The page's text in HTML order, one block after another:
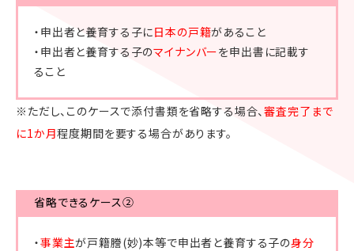
・申出者と養育する子に日本の戸籍があること
・申出者と養育する子のマイナンバーを申出書に記載す
ること
※ただし、このケースで添付書類を省略する場合、審査完了まで
に1か月程度期間を要する場合があります。
省略できるケース②
・事業主が戸籍謄(妙)本等で申出者と養育する子の身分